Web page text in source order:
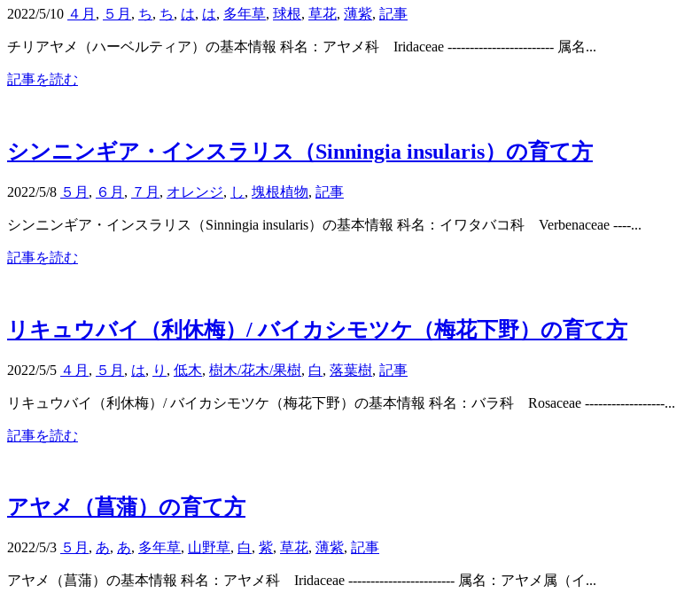
2022/5/10 ４月 , ５月 , ち, ち, は, は, 多年草, 球根, 草花, 薄紫, 記事
チリアヤメ（ハーベルティア）の基本情報 科名：アヤメ科 Iridaceae ------------------------ 属名...
記事を読む
シンニンギア・インスラリス（Sinningia insularis）の育て方
2022/5/8 ５月 , ６月 , ７月 , オレンジ, し, 塊根植物, 記事
シンニンギア・インスラリス（Sinningia insularis）の基本情報 科名：イワタバコ科 Verbenaceae ----...
記事を読む
リキュウバイ（利休梅）/ バイカシモツケ（梅花下野）の育て方
2022/5/5 ４月 , ５月 , は, り , 低木, 樹木/花木/果樹, 白, 落葉樹, 記事
リキュウバイ（利休梅）/ バイカシモツケ（梅花下野）の基本情報 科名：バラ科 Rosaceae ------------------...
記事を読む
アヤメ（菖蒲）の育て方
2022/5/3 ５月 , あ, あ, 多年草, 山野草, 白, 紫, 草花, 薄紫, 記事
アヤメ（菖蒲）の基本情報 科名：アヤメ科 Iridaceae ------------------------ 属名：アヤメ属（イ...